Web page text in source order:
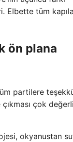
Elbette tüm
ön plana
partilere
çok
okyanustan